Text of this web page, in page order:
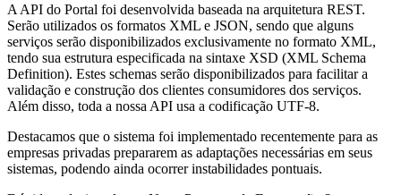
A API do Portal foi desenvolvida baseada na arquitetura REST.
Serão utilizados os formatos XML e JSON, sendo que alguns
serviços serão disponibilizados exclusivamente no formato XML,
tendo sua estrutura especificada na sintaxe XSD (XML Schema
Definition). Estes schemas serão disponibilizados para facilitar a
validação e construção dos clientes consumidores dos serviços.
Além disso, toda a nossa API usa a codificação UTF-8.
Destacamos que o sistema foi implementado recentemente para as
empresas privadas prepararem as adaptações necessárias em seus
sistemas, podendo ainda ocorrer instabilidades pontuais.